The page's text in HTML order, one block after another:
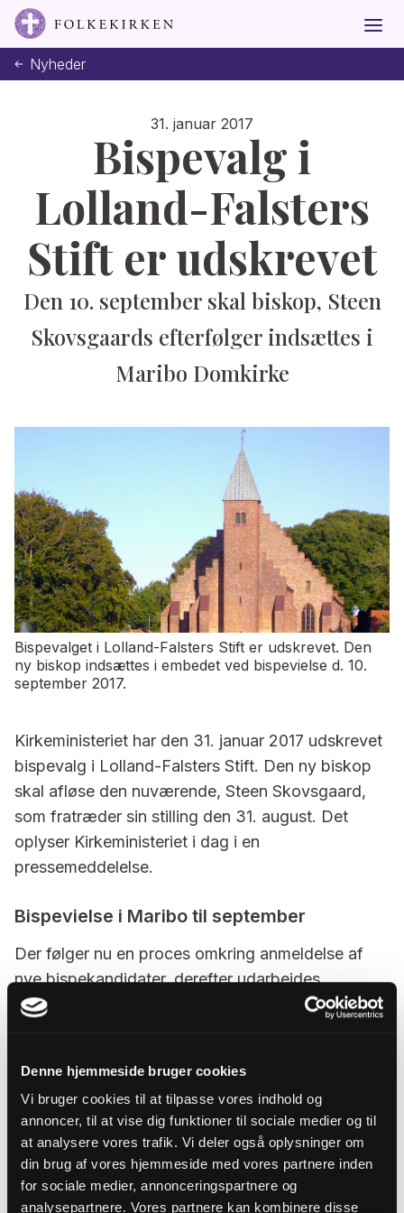
Denne hjemmeside bruger cookies
Vi bruger cookies til at tilpasse vores indhold og
annoncer, til at vise dig funktioner til sociale medier og til
at analysere vores trafik. Vi deler også oplysninger om
din brug af vores hjemmeside med vores partnere inden
for sociale medier, annonceringspartnere og
analysepartnere. Vores partnere kan kombinere disse
Nyheder
31. januar 2017
Bispevalg i
Lolland-Falsters
Stift er udskrevet
Den 10. september skal biskop, Steen
Skovsgaards efterfølger indsættes i
Maribo Domkirke
Bispevalget i Lolland-Falsters Stift er udskrevet. Den
ny biskop indsættes i embedet ved bispevielse d. 10.
september 2017.
Kirkeministeriet har den 31. januar 2017 udskrevet
bispevalg i Lolland-Falsters Stift. Den ny biskop
skal afløse den nuværende, Steen Skovsgaard,
som fratræder sin stilling den 31. august. Det
oplyser Kirkeministeriet i dag i en
pressemeddelelse.
Bispevielse i Maribo til september
Der følger nu en proces omkring anmeldelse af
nye bispekandidater, derefter udarbejdes
afstemningsmateriale, og der gennemføres en
indsættes officielt som biskop ved bispevielse i
Maribo Domkirke den 10. september 2017.
Fem kandidater er allerede blevet opfordret til at
stille op. De skal nu samle mindst 75 stillere blandt
de stemmeberettigede for at komme på